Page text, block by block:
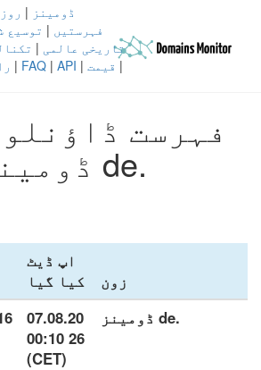
ڈومینز |
فہرستیں | توسیع
تاریخی عالمی |
| قیمت |
FAQ | API
|
فہرست
.de ڈومینز
زون
اپ ڈیٹ
کیا گیا
.de ڈومینز
07.08.20
26 00:10
(CET)
440